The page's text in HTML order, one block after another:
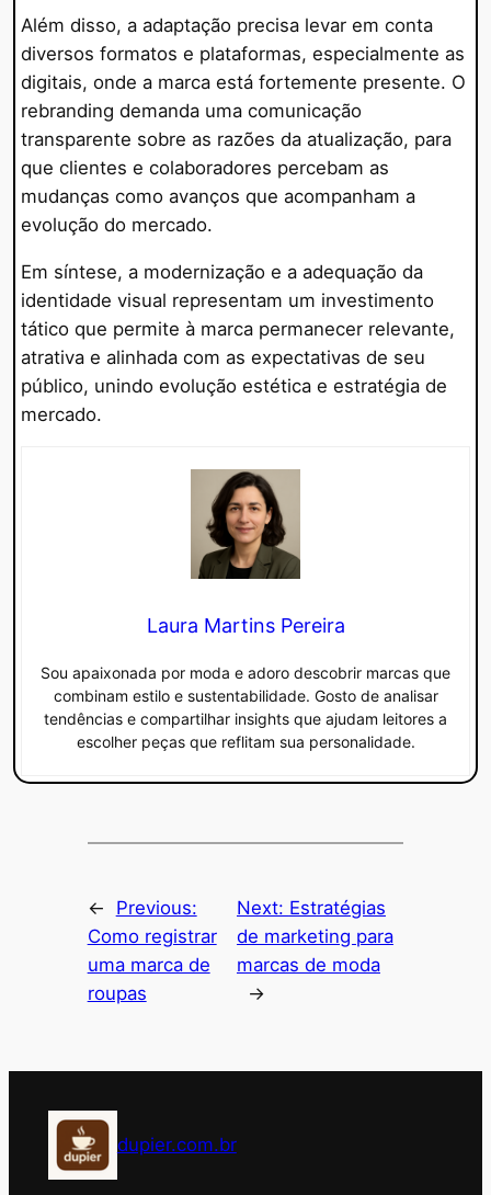
Além disso, a adaptação precisa levar em conta
diversos formatos e plataformas, especialmente as
digitais, onde a marca está fortemente presente. O
rebranding demanda uma comunicação
transparente sobre as razões da atualização, para
que clientes e colaboradores percebam as
mudanças como avanços que acompanham a
evolução do mercado.
Em síntese, a modernização e a adequação da
identidade visual representam um investimento
tático que permite à marca permanecer relevante,
atrativa e alinhada com as expectativas de seu
público, unindo evolução estética e estratégia de
mercado.
Laura Martins Pereira
Sou apaixonada por moda e adoro descobrir marcas que
combinam estilo e sustentabilidade. Gosto de analisar
tendências e compartilhar insights que ajudam leitores a
escolher peças que reflitam sua personalidade.
←
Previous:
Como registrar
uma marca de
roupas
Next: Estratégias
de marketing para
marcas de moda
→
dupier.com.br